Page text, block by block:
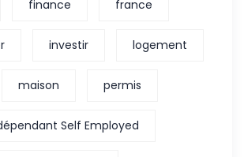
finance france
investir logement
maison permis
Self Employed